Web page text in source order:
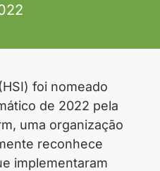
foi nomeado
de 2022 pela
uma organização
reconhece
implementaram